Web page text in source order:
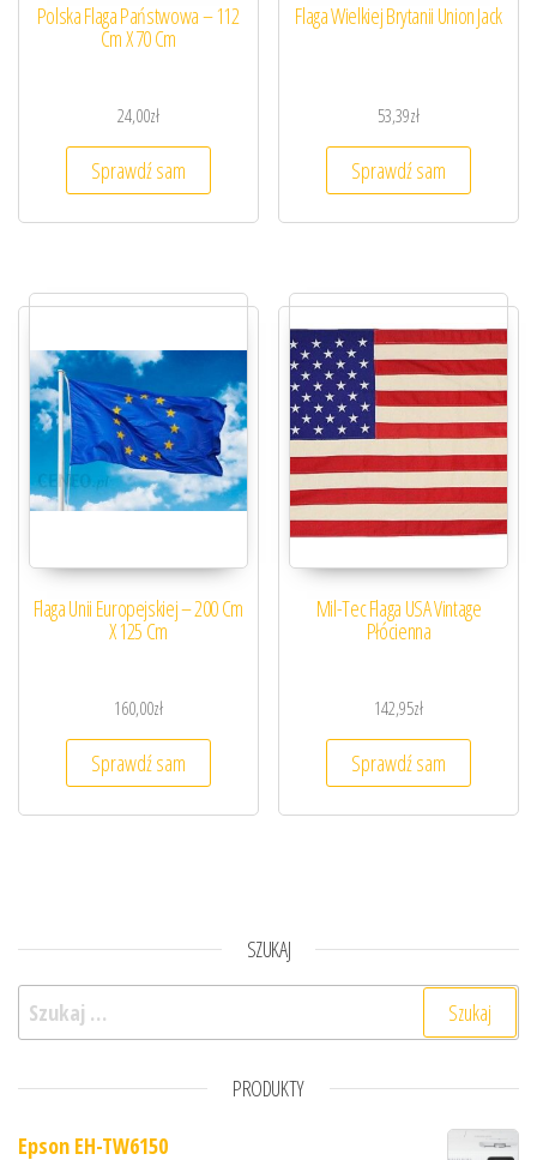
Polska Flaga Państwowa – 112
Cm X 70 Cm
24,00zł
Sprawdź sam
Flaga Wielkiej Brytanii Union Jack
53,39zł
Sprawdź sam
Flaga Unii Europejskiej – 200 Cm
X 125 Cm
160,00zł
Sprawdź sam
Mil-Tec Flaga USA Vintage
Płócienna
142,95zł
Sprawdź sam
SZUKAJ
Szukaj:
PRODUKTY
Epson EH-TW6150